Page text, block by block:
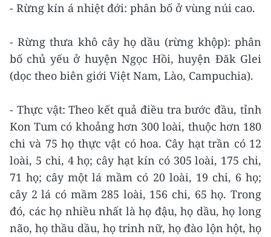
- Rừng kín á nhiệt đới: phân bố ở vùng núi cao.
- Rừng thưa khô cây họ dầu (rừng khộp): phân
bố chủ yếu ở huyện Ngọc Hồi, huyện Đăk Glei
(dọc theo biên giới Việt Nam, Lào, Campuchia).
- Thực vật: Theo kết quả điều tra bước đầu, tỉnh
Kon Tum có khoảng hơn 300 loài, thuộc hơn 180
chi và 75 họ thực vật có hoa. Cây hạt trần có 12
loài, 5 chi, 4 họ; cây hạt kín có 305 loài, 175 chi,
71 họ; cây một lá mầm có 20 loài, 19 chi, 6 họ;
cây 2 lá có mầm 285 loài, 156 chi, 65 họ. Trong
đó, các họ nhiều nhất là họ đậu, họ dầu, họ long
não, họ thầu dầu, họ trinh nữ, họ đào lộn hột, họ